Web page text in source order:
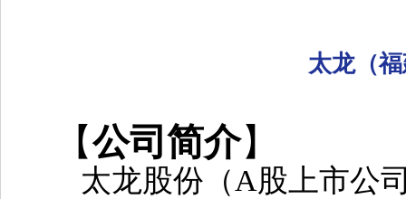
太龙（
【公司简介】
太龙股份（A股上市公